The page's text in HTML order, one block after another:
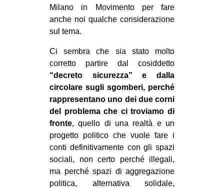
MANIFESTI
MUSICA
INTERNAZIONALE
AFRICA
AMERICHE
ESTREMO ORIENTE
EUROPA
MEDIO ORIENTE
MONDO
EVENTI
Milano in Movimento per fare
anche noi qualche considerazione
sul tema.
Ci sembra che sia stato molto
corretto partire dal cosiddetto
“decreto sicurezza” e dalla
circolare sugli sgomberi, perché
rappresentano uno dei due corni
del problema che ci troviamo di
fronte, quello di una realtà e un
progetto politico che vuole fare i
conti definitivamente con gli spazi
sociali, non certo perché illegali,
ma perché spazi di aggregazione
politica, alternativa solidale,